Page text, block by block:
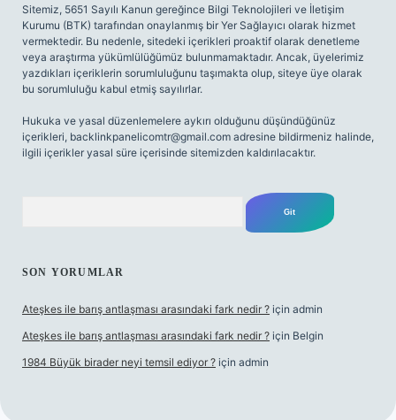
Sitemiz, 5651 Sayılı Kanun gereğince Bilgi Teknolojileri ve İletişim
Kurumu (BTK) tarafından onaylanmış bir Yer Sağlayıcı olarak hizmet
vermektedir. Bu nedenle, sitedeki içerikleri proaktif olarak denetleme
veya araştırma yükümlülüğümüz bulunmamaktadır. Ancak, üyelerimiz
yazdıkları içeriklerin sorumluluğunu taşımakta olup, siteye üye olarak
bu sorumluluğu kabul etmiş sayılırlar.
Hukuka ve yasal düzenlemelere aykırı olduğunu düşündüğünüz
içerikleri, backlinkpanelicomtr@gmail.com adresine bildirmeniz halinde,
ilgili içerikler yasal süre içerisinde sitemizden kaldırılacaktır.
SON YORUMLAR
Ateşkes ile barış antlaşması arasındaki fark nedir ? için admin
Ateşkes ile barış antlaşması arasındaki fark nedir ? için Belgin
1984 Büyük birader neyi temsil ediyor ? için admin